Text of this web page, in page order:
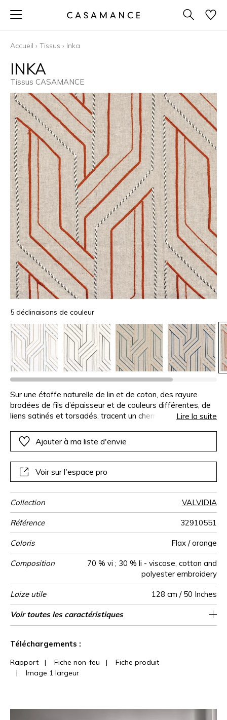
Accueil › Tissus › Inka
INKA
Tissus CASAMANCE
5 déclinaisons de couleur
Sur une étoffe naturelle de lin et de coton, des rayure
brodées de fils d’épaisseur et de couleurs différentes, de
liens satinés et torsadés, tracent un chemin graphique.
inca, aux pierres taillées et ajustées avec précision. Inca
est proposé en trois coloris sur base naturelle, et deux
Lire la suite
Ajouter à ma liste d'envie
Voir sur l'espace pro
Collection VALVIDIA
Référence 32910551
Coloris Flax / orange
Composition
70 % vi ; 30 % li - viscose, cotton and
polyester embroidery
Laize utile 128 cm / 50 Inches
Raccord Raccord droit
Sens De large
Poids g/m² 500
Performance
Accoustique
aw - 0.15
Usage
Entretien
Pays d'origine Inde
Rapport
Horizontal
32 cm / 13 Inches
Rapport
Vertical
31 cm / 12 Inches
Caractéristiques
Outdoor
Voir toutes les caractéristiques
Téléchargements :
Rapport | Fiche non-feu |
Fiche produit
| Image 1 largeur